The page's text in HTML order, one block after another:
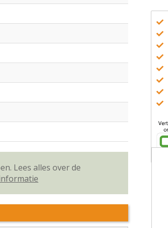
Lees alles over de